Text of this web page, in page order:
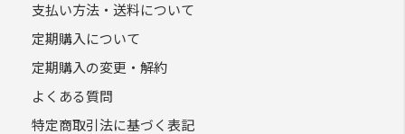
支払い方法・送料について
定期購入について
定期購入の変更・解約
よくある質問
特定商取引法に基づく表記